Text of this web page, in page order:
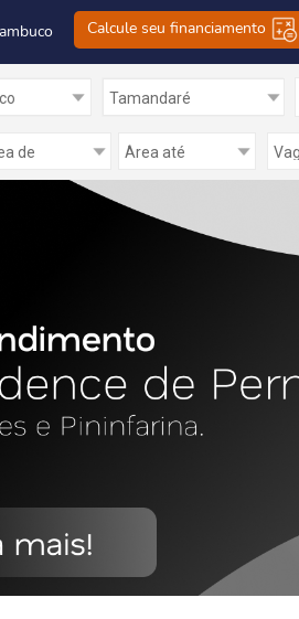
Calcule seu financiamento